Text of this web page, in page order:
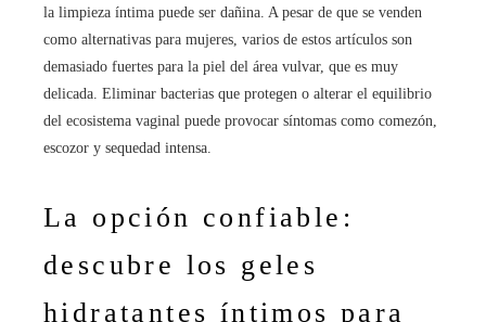
la limpieza íntima puede ser dañina. A pesar de que se venden
como alternativas para mujeres, varios de estos artículos son
demasiado fuertes para la piel del área vulvar, que es muy
delicada. Eliminar bacterias que protegen o alterar el equilibrio
del ecosistema vaginal puede provocar síntomas como comezón,
escozor y sequedad intensa.
La opción confiable:
descubre los geles
hidratantes íntimos para